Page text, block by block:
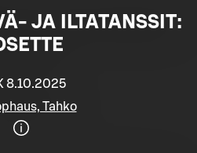
JA ILTATANSSIT:
8.10.2025
Tahko